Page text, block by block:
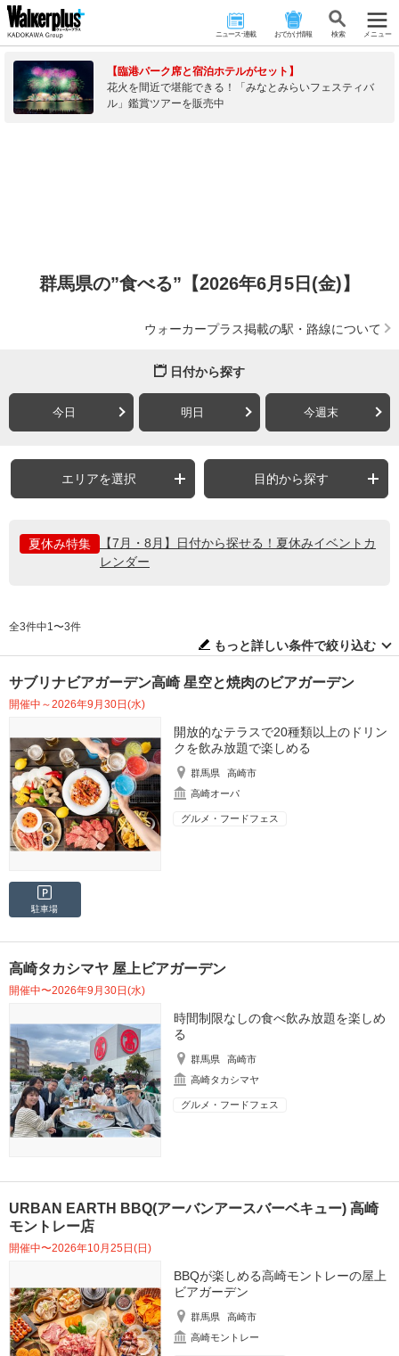
ニュース･連載 おでかけ情報 検 索 メニュー
【臨港パーク席と宿泊ホテルがセット】
花火を間近で堪能できる！「みなとみらいフェスティバ
ル」鑑賞ツアーを販売中
群馬県の”食べる”【2026年6月5日(金)】
ウォーカープラス掲載の駅・路線について
日付から探す
今日 明日 今週末
エリアを選択 目的から探す
夏休み特集
【7月・8月】日付から探せる！夏休みイベントカ
レンダー
全3件中1〜3件
もっと詳しい条件で絞り込む
サブリナビアガーデン高崎 星空と焼肉のビアガーデン
開催中～2026年9月30日(水)
開放的なテラスで20種類以上のドリン
クを飲み放題で楽しめる
群馬県
高崎市
高崎オーパ
グルメ・フードフェス
駐車場
高崎タカシマヤ 屋上ビアガーデン
開催中〜2026年9月30日(水)
時間制限なしの食べ飲み放題を楽しめ
る
群馬県
高崎市
高崎タカシマヤ
グルメ・フードフェス
URBAN EARTH BBQ(アーバンアースバーベキュー) 高崎
モントレー店
開催中〜2026年10月25日(日)
BBQが楽しめる高崎モントレーの屋上
ビアガーデン
群馬県
高崎市
高崎モントレー